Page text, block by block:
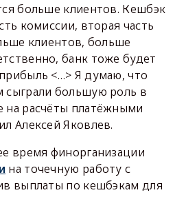
больше клиентов. Кешбэк
комиссии, вторая часть
клиентов, больше
банк тоже будет
<…> Я думаю, что
сыграли большую роль в
на расчёты платёжными
Алексей Яковлев.
время финорганизации
на точечную работу с
выплаты по кешбэкам для